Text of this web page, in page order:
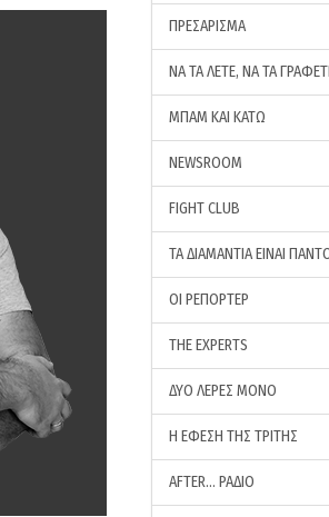
ΠΡΕΣΑΡΙΣΜΑ
ΝΑ ΤΑ ΛΕΤΕ, ΝΑ ΤΑ
ΜΠΑΜ ΚΑΙ ΚΑΤΩ
NEWSROOM
FIGHT CLUB
ΤΑ ΔΙΑΜΑΝΤΙΑ ΕΙΝΑΙ
ΟΙ ΡΕΠΟΡΤΕΡ
THE EXPERTS
ΔΥΟ ΛΕΡΕΣ ΜΟΝΟ
Η ΕΦΕΣΗ ΤΗΣ ΤΡΙΤΗΣ
AFTER… ΡΑΔΙΟ